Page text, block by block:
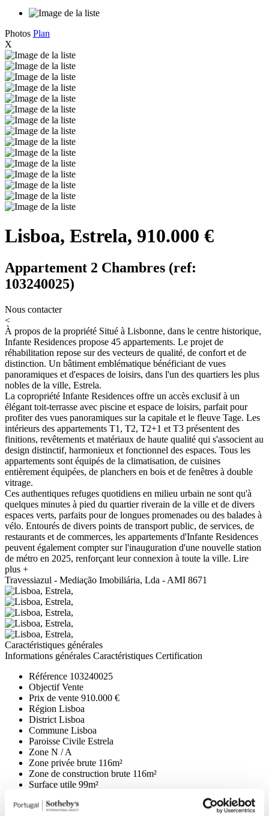
Photos Plan
X
Lisboa, Estrela, 910.000 €
Appartement 2 Chambres (ref:
103240025)
Nous contacter
<
À propos de la propriété Situé à Lisbonne, dans le centre historique,
Infante Residences propose 45 appartements. Le projet de
réhabilitation repose sur des vecteurs de qualité, de confort et de
distinction. Un bâtiment emblématique bénéficiant de vues
panoramiques et d'espaces de loisirs, dans l'un des quartiers les plus
nobles de la ville, Estrela.
La copropriété Infante Residences offre un accès exclusif à un
élégant toit-terrasse avec piscine et espace de loisirs, parfait pour
profiter des vues panoramiques sur la capitale et le fleuve Tage. Les
intérieurs des appartements T1, T2, T2+1 et T3 présentent des
finitions, revêtements et matériaux de haute qualité qui s'associent au
design distinctif, harmonieux et fonctionnel des espaces. Tous les
appartements sont équipés de la climatisation, de cuisines
entièrement équipées, de planchers en bois et de fenêtres à double
vitrage.
Ces authentiques refuges quotidiens en milieu urbain ne sont qu'à
quelques minutes à pied du quartier riverain de la ville et de divers
espaces verts, parfaits pour de longues promenades ou des balades à
vélo. Entourés de divers points de transport public, de services, de
restaurants et de commerces, les appartements d'Infante Residences
peuvent également compter sur l'inauguration d'une nouvelle station
de métro en 2025, renforçant leur connexion à toute la ville. Lire
plus +
Travessiazul - Mediação Imobiliária, Lda - AMI 8671
Caractéristiques générales
Informations générales Caractéristiques Certification
Référence 103240025
Objectif Vente
Prix de vente 910.000 €
Région Lisboa
District Lisboa
Commune Lisboa
Paroisse Civile Estrela
Zone N / A
Zone privée brute 116m²
Zone de construction brute 116m²
Surface utile 99m²
État
En Construction